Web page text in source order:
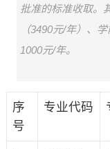
批准的标准收取。
（3490元/年）、
1000元/年。
序
号
专业代码